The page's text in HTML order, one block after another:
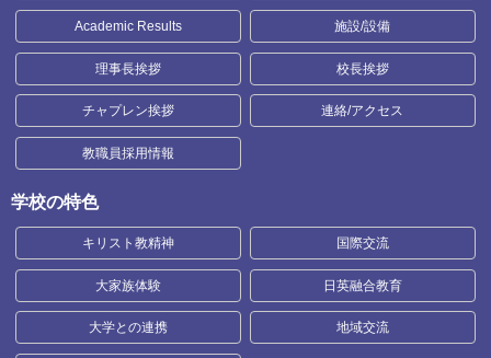
Academic Results 施設/設備
理事長挨拶 校長挨拶
チャプレン挨拶 連絡/アクセス
教職員採用情報
学校の特色
キリスト教精神 国際交流
大家族体験 日英融合教育
大学との連携 地域交流